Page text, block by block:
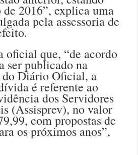
2016”, explica uma
pela assessoria de
oficial que, “de acordo
ser publicado na
Diário Oficial, a
é referente ao
dos Servidores
(Assisprev), no valor
com propostas de
os próximos anos”,